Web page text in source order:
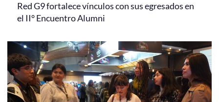
Red G9 fortalece vínculos con sus egresados en
el II° Encuentro Alumni